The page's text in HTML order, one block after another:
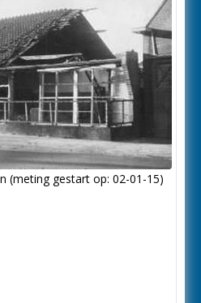
(meting gestart op: 02-01-15)